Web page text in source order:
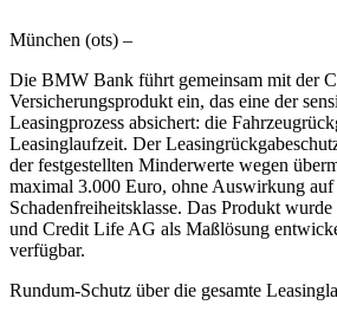
München (ots) –
Die BMW Bank führt gemeinsam mit der
Versicherungsprodukt ein, das eine der
Leasingprozess absichert: die
Leasinglaufzeit. Der
der festgestellten Minderwerte wegen
maximal 3.000 Euro, ohne Auswirkung auf
Schadenfreiheitsklasse. Das Produkt
und Credit Life AG als Maßlösung
verfügbar.
Rundum-Schutz über die gesamte